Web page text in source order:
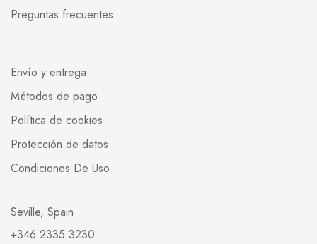
Preguntas frecuentes
Envío y entrega
Métodos de pago
Política de cookies
Protección de datos
Condiciones De Uso
Seville, Spain
+346 2335 3230